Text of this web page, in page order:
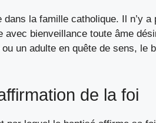
dans la famille catholique. Il n’y
avec bienveillance toute âme
un adulte en quête de sens, le
de la foi